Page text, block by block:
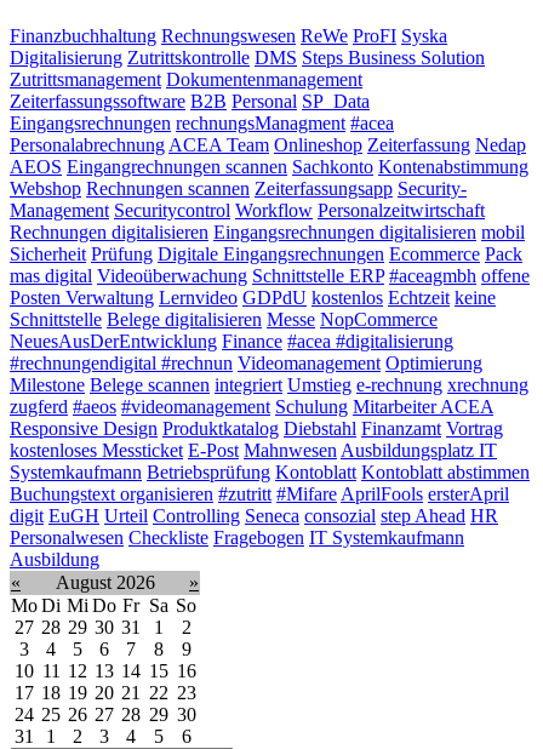
Finanzbuchhaltung Rechnungswesen ReWe ProFI Syska
Digitalisierung Zutrittskontrolle DMS Steps Business Solution
Zutrittsmanagement Dokumentenmanagement
Zeiterfassungssoftware B2B Personal SP_Data
Eingangsrechnungen rechnungsManagment #acea
Personalabrechnung ACEA Team Onlineshop Zeiterfassung Nedap
AEOS Eingangrechnungen scannen Sachkonto Kontenabstimmung
Webshop Rechnungen scannen Zeiterfassungsapp Security-
Management Securitycontrol Workflow Personalzeitwirtschaft
Rechnungen digitalisieren Eingangsrechnungen digitalisieren mobil
Sicherheit Prüfung Digitale Eingangsrechnungen Ecommerce Pack
mas digital Videoüberwachung Schnittstelle ERP #aceagmbh offene
Posten Verwaltung Lernvideo GDPdU kostenlos Echtzeit keine
Schnittstelle Belege digitalisieren Messe NopCommerce
NeuesAusDerEntwicklung Finance #acea #digitalisierung
#rechnungendigital #rechnun Videomanagement Optimierung
Milestone Belege scannen integriert Umstieg e-rechnung xrechnung
zugferd #aeos #videomanagement Schulung Mitarbeiter ACEA
Responsive Design Produktkatalog Diebstahl Finanzamt Vortrag
kostenloses Messticket E-Post Mahnwesen Ausbildungsplatz IT
Systemkaufmann Betriebsprüfung Kontoblatt Kontoblatt abstimmen
Buchungstext organisieren #zutritt #Mifare AprilFools ersterApril
digit EuGH Urteil Controlling Seneca consozial step Ahead HR
Personalwesen Checkliste Fragebogen IT Systemkaufmann
Ausbildung
«
August 2026
»
Mo Di Mi Do Fr Sa So
27 28 29 30 31 1
2
3
4 5 6 7 8
9
10 11 12 13 14 15 16
17 18 19 20 21 22 23
24 25 26 27 28 29 30
31
1 2 3 4 5 6